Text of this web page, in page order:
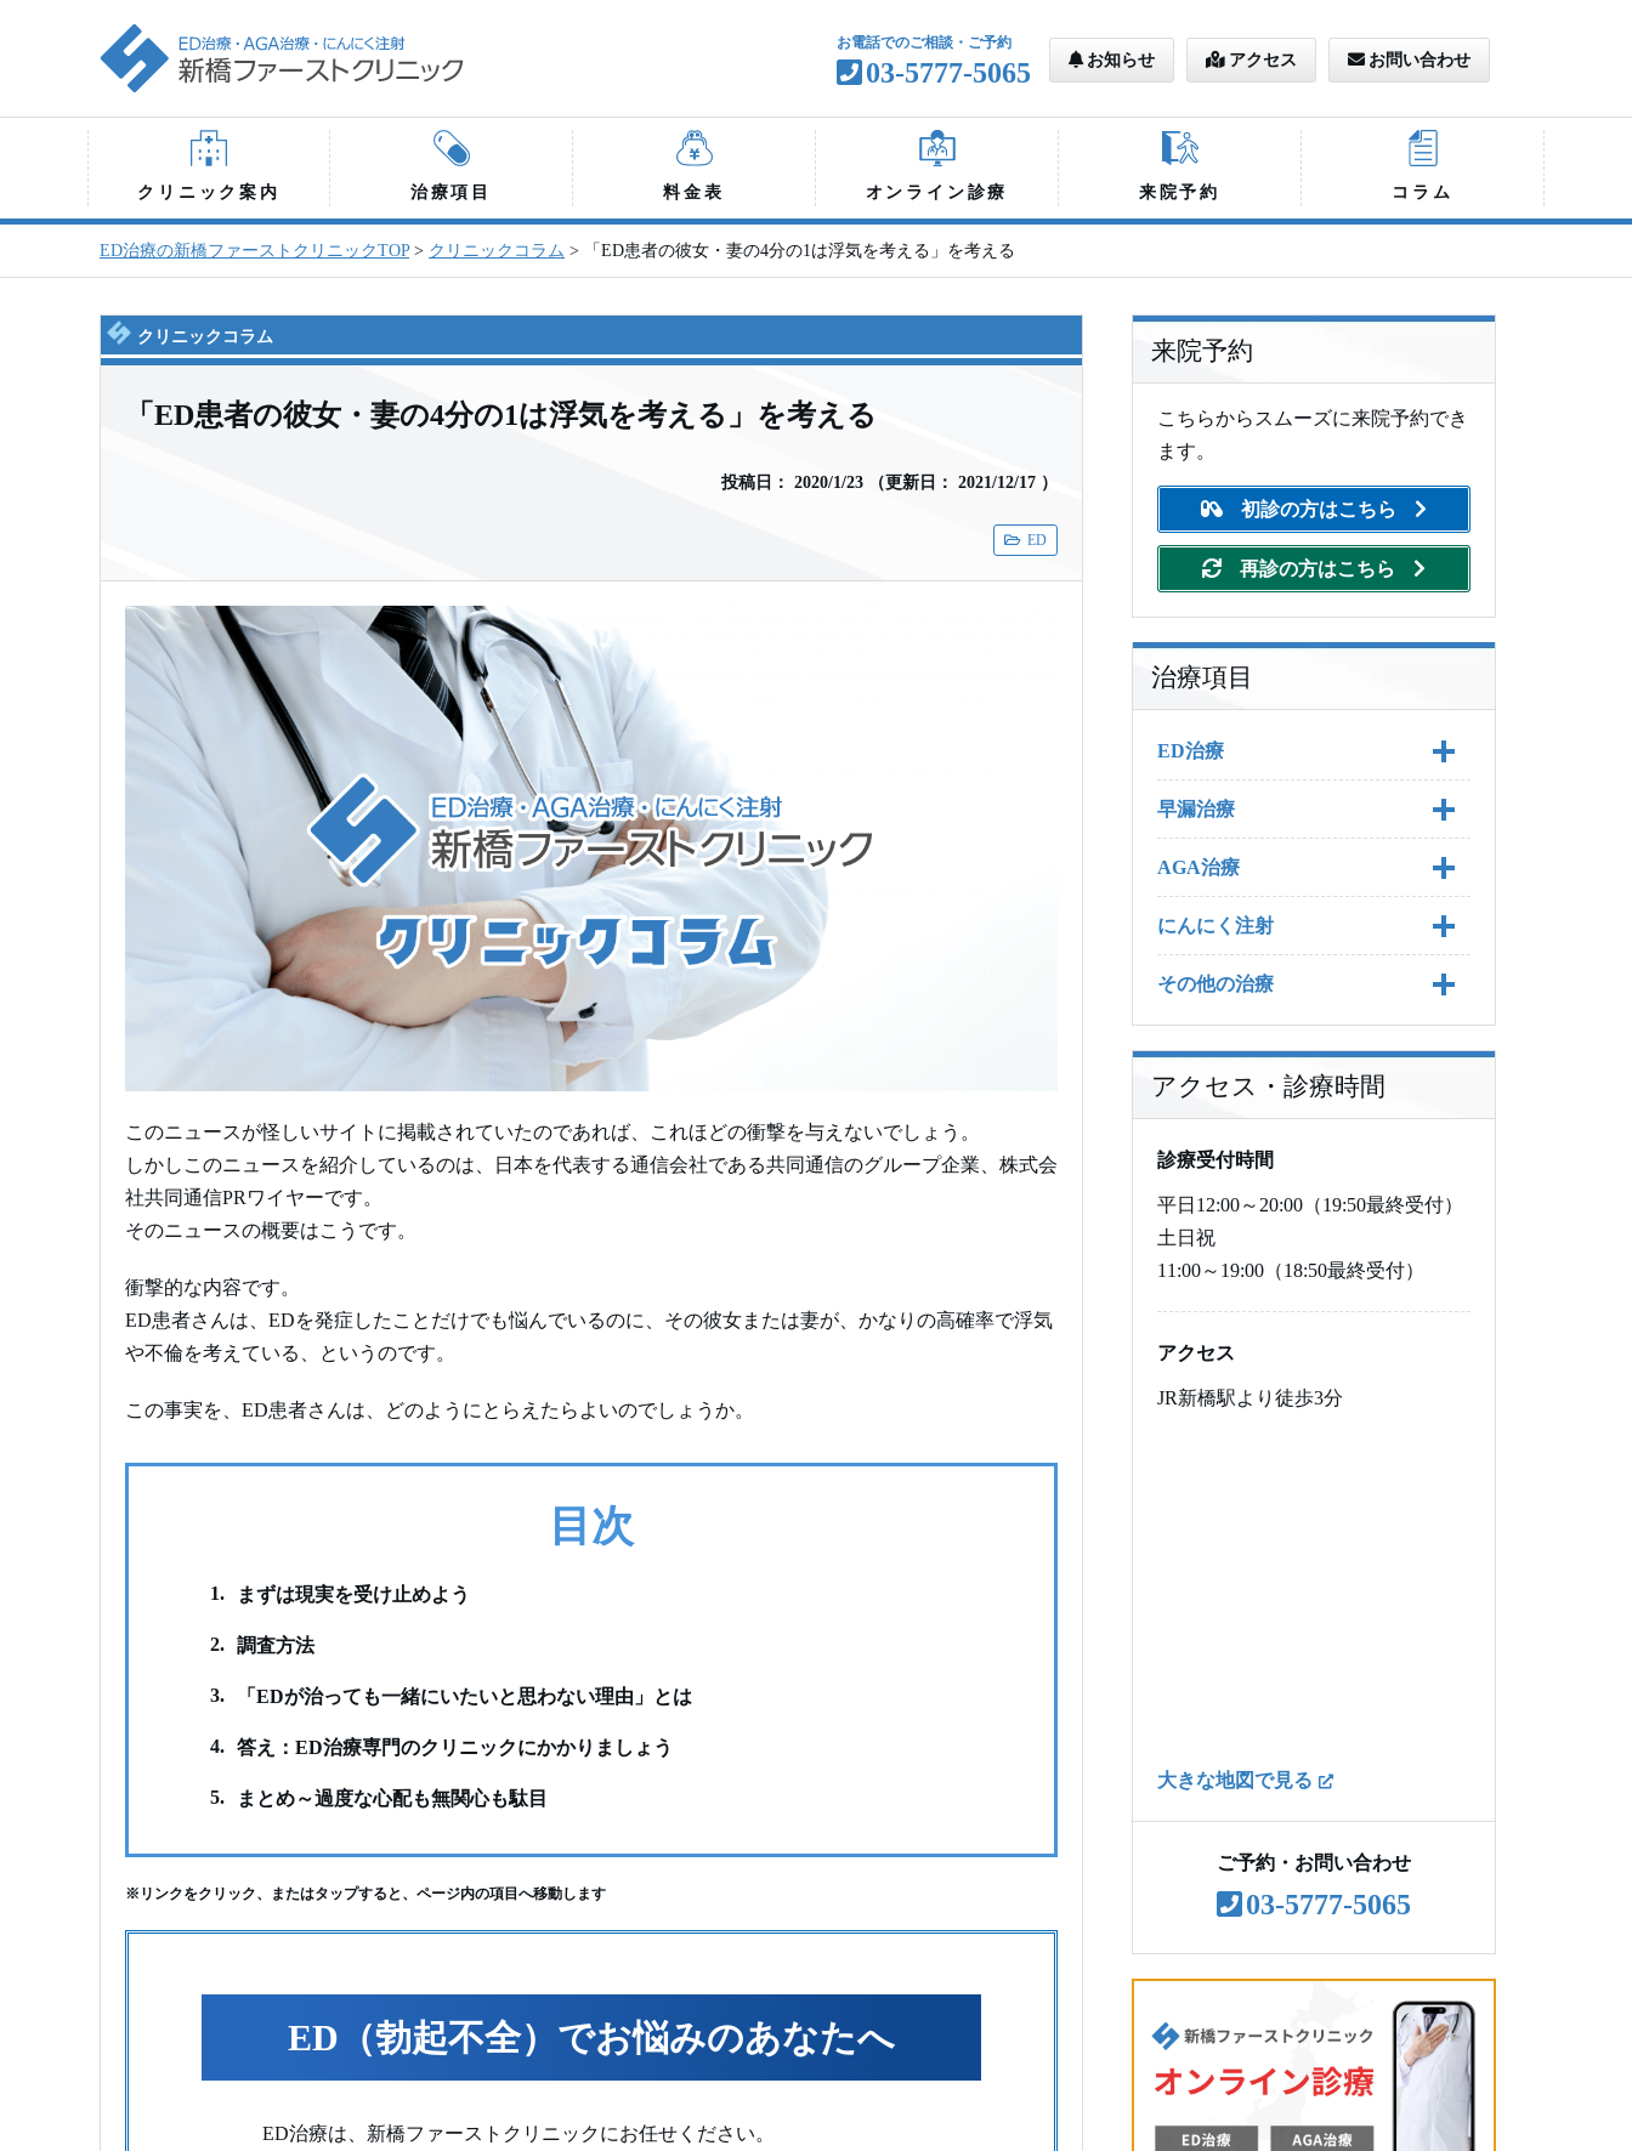
お電話でのご相談・ご予約
03-5777-5065 お知らせ アクセス お問い合わせ
クリニック案内 治療項目 料金表 オンライン診療 来院予約 コラム
ED治療の新橋ファーストクリニックTOP> クリニックコラム > 「ED患者の彼女・妻の4分の1は浮気を考える」を考える
クリニックコラム
「ED患者の彼女・妻の4分の1は浮気を考える」を考える
投稿日： 2020/1/23 （更新日： 2021/12/17 ）
ED
このニュースが怪しいサイトに掲載されていたのであれば、これほどの衝撃を与えないでしょう。
しかしこのニュースを紹介しているのは、日本を代表する通信会社である共同通信のグループ企業、株式会
社共同通信PRワイヤーです。
そのニュースの概要はこうです。
衝撃的な内容です。
ED患者さんは、EDを発症したことだけでも悩んでいるのに、その彼女または妻が、かなりの高確率で浮気
や不倫を考えている、というのです。
この事実を、ED患者さんは、どのようにとらえたらよいのでしょうか。
目次
1. まずは現実を受け止めよう
2. 調査方法
3. 「EDが治っても一緒にいたいと思わない理由」とは
4. 答え：ED治療専門のクリニックにかかりましょう
5. まとめ～過度な心配も無関心も駄目
※リンクをクリック、またはタップすると、ページ内の項目へ移動します
ED（勃起不全）でお悩みのあなたへ
ED治療は、新橋ファーストクリニックにお任せください。
来院予約
こちらからスムーズに来院予約でき
ます。
初診の方はこちら
再診の方はこちら
治療項目
ED治療
ED治療 TOP
ED治療の料金
バイアグラ
バイアグラの基礎知識
バイアグラの飲み方
バイアグラの食事の影響
バイアグラの副作用
バイアグラの禁忌
バイアグラジェネリック
（シルデナフィル錠）につ
レビトラの基本知識
レビトラの効果
レビトラの飲み方
レビトラの食事の影響
レビトラの禁忌
レビトラジェネリック
レビトラジェネリック（バ
ルデナフィル錠）について
シアリス
シアリスの基礎知識
シアリスの効果
シアリスの副作用
シアリスジェネリック
シアリスジェネリック（タ
ダラフィル錠）について
勃起とは・仕組み
器質性EDの特徴・原因・治
EDの治し方・改善・予防
早漏治療
早漏治療 TOP
早漏治療の料金
プリリジー
AGA治療
AGA治療 TOP
AGA治療の料金
プロペシアの基本知識
プロペシアジェネリック
プロペシアジェネリックの
基本知識
ザガーロ
ザガーロの基本知識
ザガーロジェネリック
ザガーロジェネリックの基
本知識
ミノキシジルジェネリック
の基本知識
液5%
にんにく注射
にんにく注射 TOP
にんにく注射のよくある質
その他の治療
その他の治療の料金
アクセス・診療時間
診療受付時間
平日 12:00～20:00（19:50最終受付）
土日祝
11:00～19:00（18:50最終受付）
アクセス
JR新橋駅より徒歩3分
大きな地図で見る
ご予約・お問い合わせ
03-5777-5065